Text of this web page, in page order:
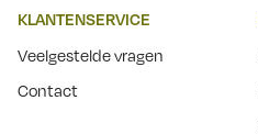
KLANTENSERVICE
Veelgestelde vragen
Contact